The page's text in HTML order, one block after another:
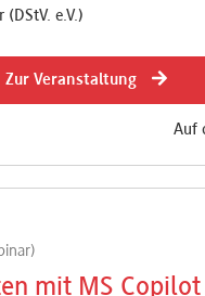
(DStV. e.V.)
Zur Veranstaltung
Auf
mit MS Copilot